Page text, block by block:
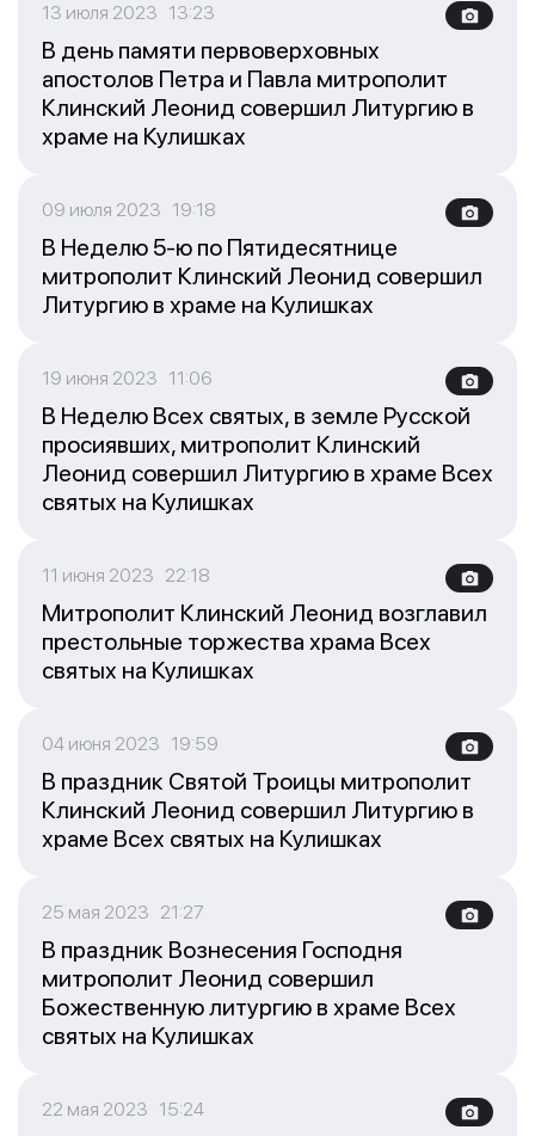
13 июля 2023 13:23
В день памяти первоверховных
апостолов Петра и Павла митрополит
Клинский Леонид совершил Литургию в
храме на Кулишках
09 июля 2023 19:18
В Неделю 5-ю по Пятидесятнице
митрополит Клинский Леонид совершил
Литургию в храме на Кулишках
19 июня 2023 11:06
В Неделю Всех святых, в земле Русской
просиявших, митрополит Клинский
Леонид совершил Литургию в храме Всех
святых на Кулишках
11 июня 2023 22:18
Митрополит Клинский Леонид возглавил
престольные торжества храма Всех
святых на Кулишках
04 июня 2023 19:59
В праздник Святой Троицы митрополит
Клинский Леонид совершил Литургию в
храме Всех святых на Кулишках
25 мая 2023 21:27
В праздник Вознесения Господня
митрополит Леонид совершил
Божественную литургию в храме Всех
святых на Кулишках
22 мая 2023 15:24